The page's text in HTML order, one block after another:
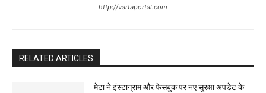
http://vartaportal.com
RELATED ARTICLES
मेटा ने इंस्टाग्राम और फेसबुक पर नए सुरक्षा अपडेट के